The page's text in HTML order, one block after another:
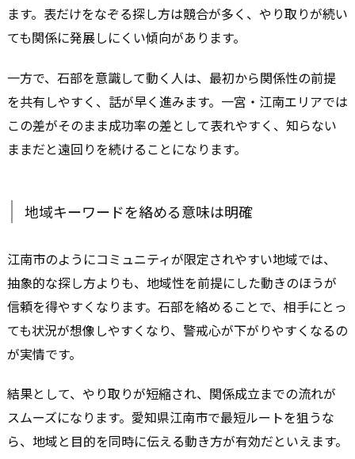
ます。表だけをなぞる探し方は競合が多く、やり取りが続い
ても関係に発展しにくい傾向があります。
一方で、石部を意識して動く人は、最初から関係性の前提
を共有しやすく、話が早く進みます。一宮・江南エリアでは
この差がそのまま成功率の差として表れやすく、知らない
ままだと遠回りを続けることになります。
地域キーワードを絡める意味は明確
江南市のようにコミュニティが限定されやすい地域では、
抽象的な探し方よりも、地域性を前提にした動きのほうが
信頼を得やすくなります。石部を絡めることで、相手にとっ
ても状況が想像しやすくなり、警戒心が下がりやすくなるの
が実情です。
結果として、やり取りが短縮され、関係成立までの流れが
スムーズになります。愛知県江南市で最短ルートを狙うな
ら、地域と目的を同時に伝える動き方が有効だといえます。